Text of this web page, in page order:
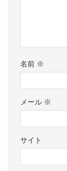
名前 ※
メール ※
サイト